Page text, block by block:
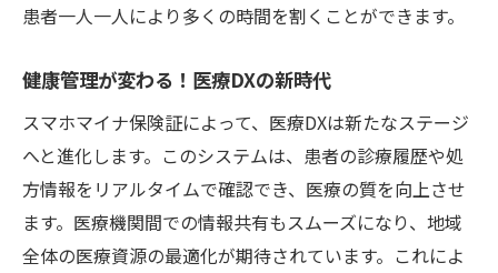
患者一人一人により多くの時間を割くことができます。
健康管理が変わる！医療DXの新時代
スマホマイナ保険証によって、医療DXは新たなステージ
へと進化します。このシステムは、患者の診療履歴や処
方情報をリアルタイムで確認でき、医療の質を向上させ
ます。医療機関間での情報共有もスムーズになり、地域
全体の医療資源の最適化が期待されています。これによ